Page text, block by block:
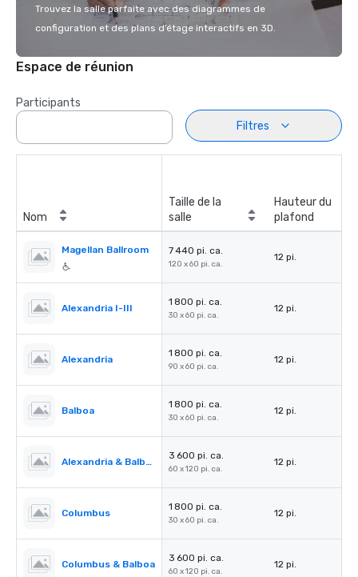
Trouvez la salle parfaite avec des diagrammes de
configuration et des plans d’étage interactifs en 3D.
Espace de réunion
Participants
Filtres
Nom
Taille de la
salle
Hauteur du
plafond
Magellan Ballroom 7 440 pi. ca.
120 x 60 pi. ca.
12 pi.
Alexandria I-III
1 800 pi. ca.
30 x 60 pi. ca.
12 pi.
Alexandria
1 800 pi. ca.
90 x 60 pi. ca.
12 pi.
Balboa
1 800 pi. ca.
30 x 60 pi. ca.
12 pi.
Alexandria & Balboa
3 600 pi. ca.
60 x 120 pi. ca.
12 pi.
Columbus
1 800 pi. ca.
30 x 60 pi. ca.
12 pi.
Columbus & Balboa
3 600 pi. ca.
60 x 120 pi. ca.
12 pi.